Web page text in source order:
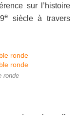
sur l’histoire
esiècle à travers
ronde